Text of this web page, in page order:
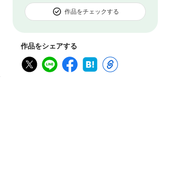
作品をチェックする
作品をシェアする